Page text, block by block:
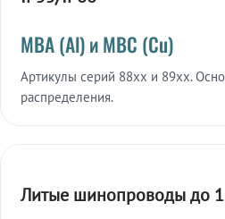
МВА (Al) и МВС (Cu)
Артикулы серий 88xx и 89xx.
распределения.
Литые шинопроводы до